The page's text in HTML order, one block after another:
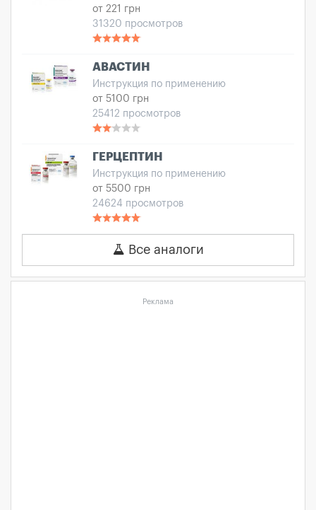
от 221 грн
31320 просмотров
АВАСТИН
Инструкция по применению
от 5100 грн
25412 просмотров
ГЕРЦЕПТИН
Инструкция по применению
от 5500 грн
24624 просмотров
Все аналоги
Реклама